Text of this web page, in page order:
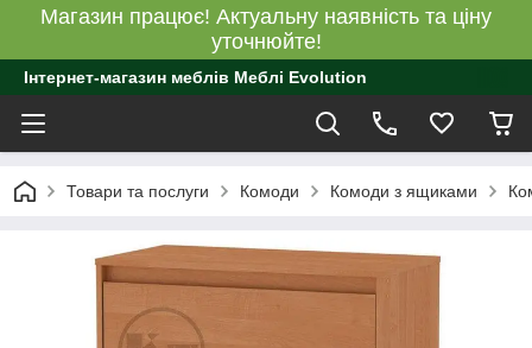
Магазин працює! Актуальну наявність та ціну
уточнюйте!
Інтернет-магазин меблів Меблі Evolution
Товари та послуги Комоди Комоди з ящиками